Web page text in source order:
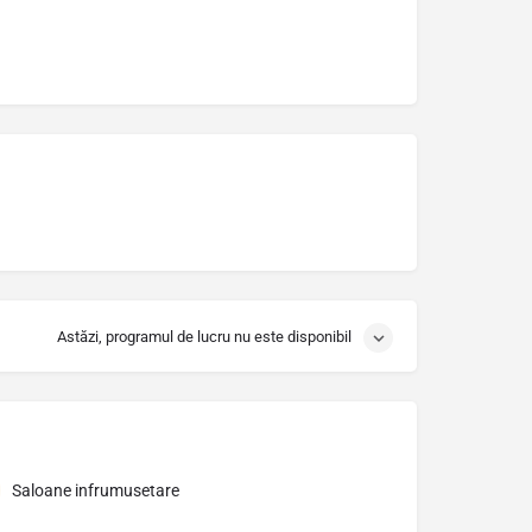
Astăzi, programul de lucru nu este disponibil
Saloane infrumusetare